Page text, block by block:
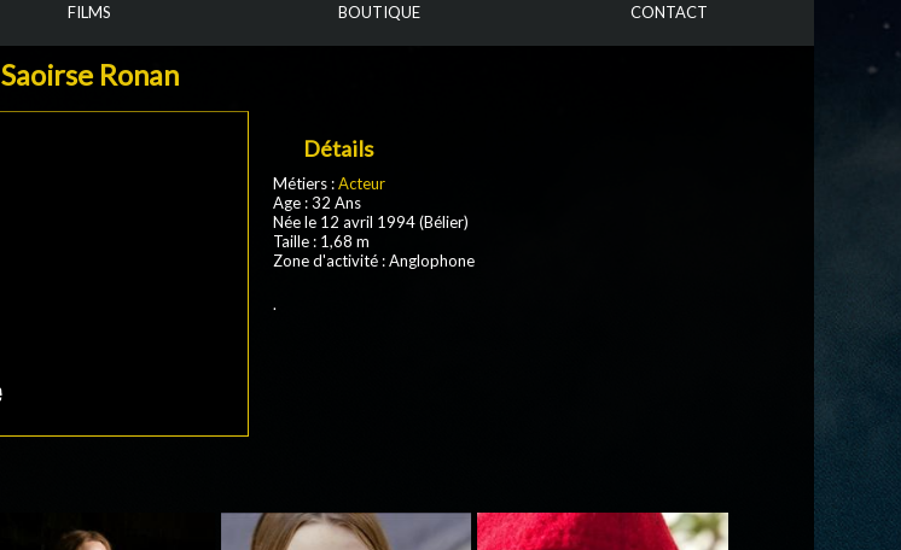
FILMS BOUTIQUE CONTACT
Saoirse Ronan
Détails
Métiers :Acteur
Age : 32 Ans
Née le 12 avril 1994 (Bélier)
Taille : 1,68 m
Zone d'activité : Anglophone
.